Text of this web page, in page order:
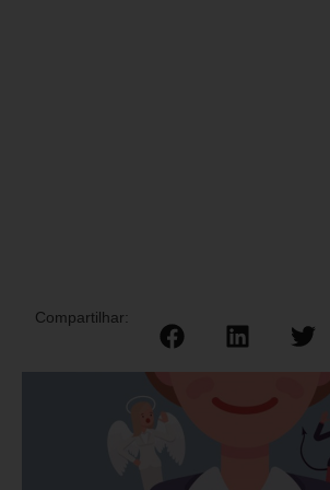
Compartilhar: